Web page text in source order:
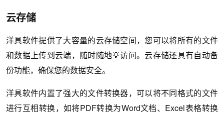
云存储
洋具软件提供了大容量的云存储空间，您可以将所有的文件
和数据上传到云端，随时随地💡访问。云存储还具有自动备
份功能，确保您的数据安全。
洋具软件内置了强大的文件转换器，可以将不同格式的文件
进行互相转换，如将PDF转换为Word文档、Excel表格转换